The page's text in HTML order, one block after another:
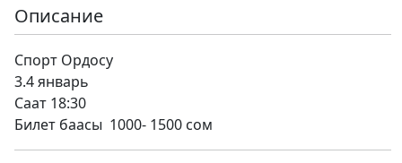
Описание
Спорт Ордосу
3.4 январь
Саат 18:30
Билет баасы 1000- 1500 сом